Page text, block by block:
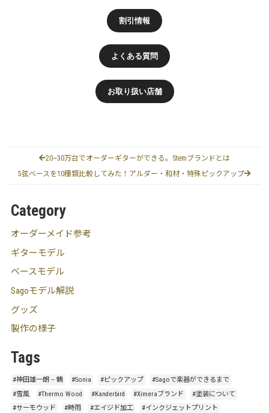
割引情報
よくある質問
お取り扱い店舗
5弦ベースを10種類比較してみた！アルダー・和材・特殊ピックアップ
20~30万台でオーダーギターができる。Stemブランドとは
Category
オーダーメイド参考
ギターモデル
ベースモデル
Sagoモデル解説
グッズ
製作の様子
Tags
#神田雄一朗 – 鶴 #Sonia #ピックアップ
#Sagoで楽器ができるまで
#雪風
#Thermo Wood #Kanderbird #Ximeraブランド
#塗装について
#サーモウッド
#時雨 #エイジド加工
#インクジェットプリント